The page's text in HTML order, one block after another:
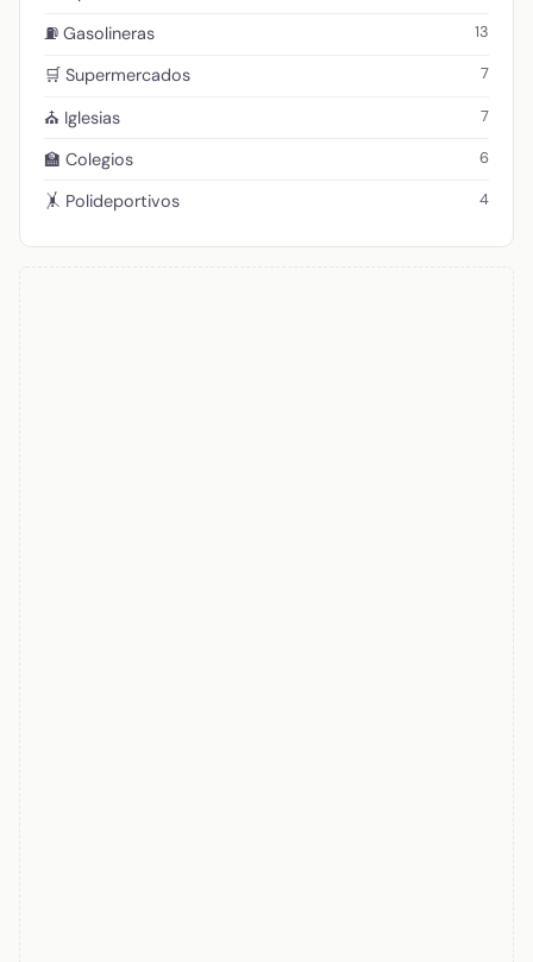
⛽ Gasolineras 13
🛒 Supermercados 7
⛪ Iglesias 7
🏫 Colegios 6
🤸 Polideportivos 4